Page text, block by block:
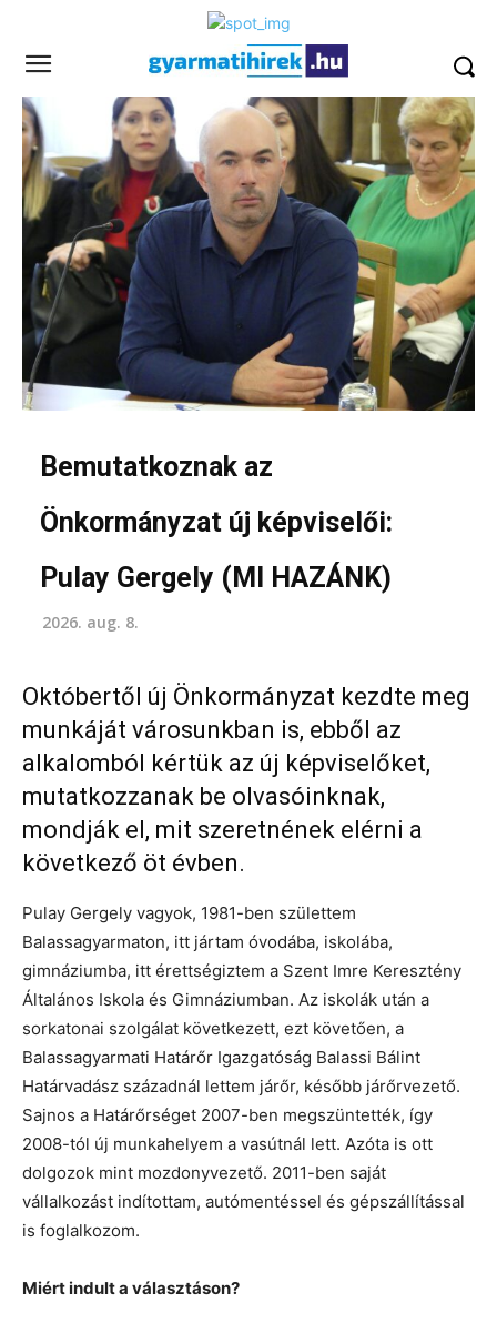
Bemutatkoznak az
Önkormányzat új képviselői:
Pulay Gergely (MI HAZÁNK)
2026. aug. 8.
Októbertől új Önkormányzat kezdte meg
munkáját városunkban is, ebből az
alkalomból kértük az új képviselőket,
mutatkozzanak be olvasóinknak,
mondják el, mit szeretnének elérni a
következő öt évben.
Pulay Gergely vagyok, 1981-ben születtem
Balassagyarmaton, itt jártam óvodába, iskolába,
gimnáziumba, itt érettségiztem a Szent Imre Keresztény
Általános Iskola és Gimnáziumban. Az iskolák után a
sorkatonai szolgálat következett, ezt követően, a
Balassagyarmati Határőr Igazgatóság Balassi Bálint
Határvadász századnál lettem járőr, később járőrvezető.
Sajnos a Határőrséget 2007-ben megszüntették, így
2008-tól új munkahelyem a vasútnál lett. Azóta is ott
dolgozok mint mozdonyvezető. 2011-ben saját
vállalkozást indítottam, autómentéssel és gépszállítással
is foglalkozom.
Miért indult a választáson?